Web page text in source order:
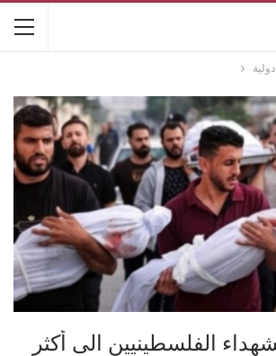
دولية
الفلسطينيين الى أكثر